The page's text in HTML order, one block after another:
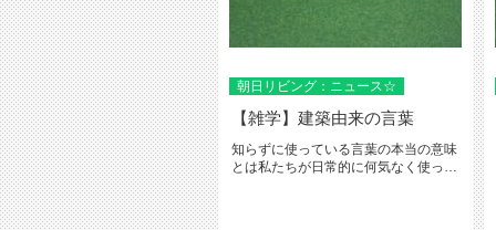
朝日リビング：ニュース☆
【雑学】建築由来の言葉
知らずに使っている言葉の本当の意味
とは私たちが日常的に何気なく使って